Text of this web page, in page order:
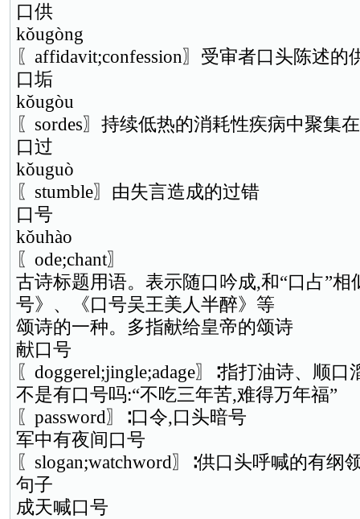
口供
kǒugòng
〖affidavit;confession〗受审者口头陈述的
口垢
kǒugòu
〖sordes〗持续低热的消耗性疾病中聚集
口过
kǒuguò
〖stumble〗由失言造成的过错
口号
kǒuhào
〖ode;chant〗
古诗标题用语。表示随口吟成,和“口占”相
号》、《口号吴王美人半醉》等
颂诗的一种。多指献给皇帝的颂诗
献口号
〖doggerel;jingle;adage〗∶指打油诗、顺
不是有口号吗:“不吃三年苦,难得万年福”
〖password〗∶口令,口头暗号
军中有夜间口号
〖slogan;watchword〗∶供口头呼喊的有纲
句子
成天喊口号